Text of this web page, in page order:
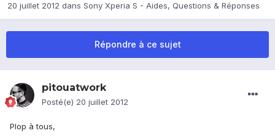
20 juillet 2012 dans Sony Xperia S - Aides, Questions & Réponses
Répondre à ce sujet
pitouatwork
Posté(e) 20 juillet 2012
Plop à tous,